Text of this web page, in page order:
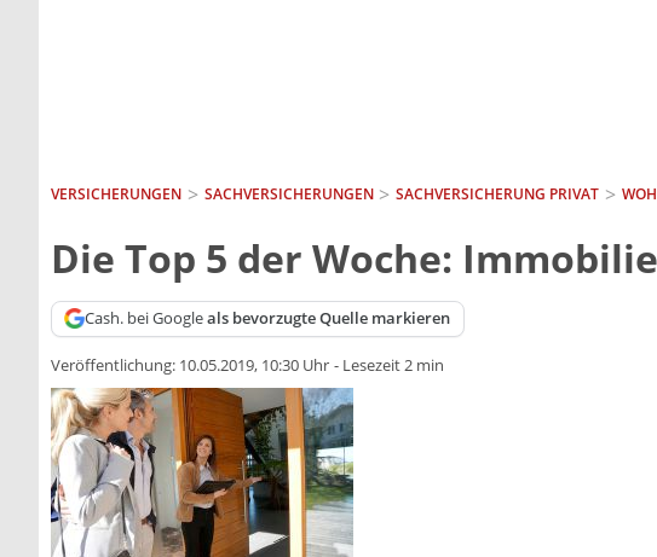
VERSICHERUNGEN SACH­VERSICHERUNGEN SACHVERSICHERUNG PRIVAT
Die Top 5 der Woche:
Cash. bei Googleals bevorzugte Quelle markieren
Veröffentlichung: 10.05.2019, 10:30 Uhr - Lesezeit 2 min